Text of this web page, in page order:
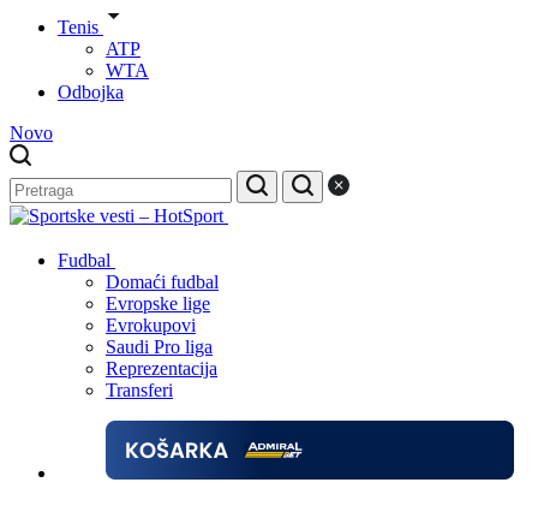
Tenis
ATP
WTA
Odbojka
Novo
Fudbal
Domaći fudbal
Evropske lige
Evrokupovi
Saudi Pro liga
Reprezentacija
Transferi